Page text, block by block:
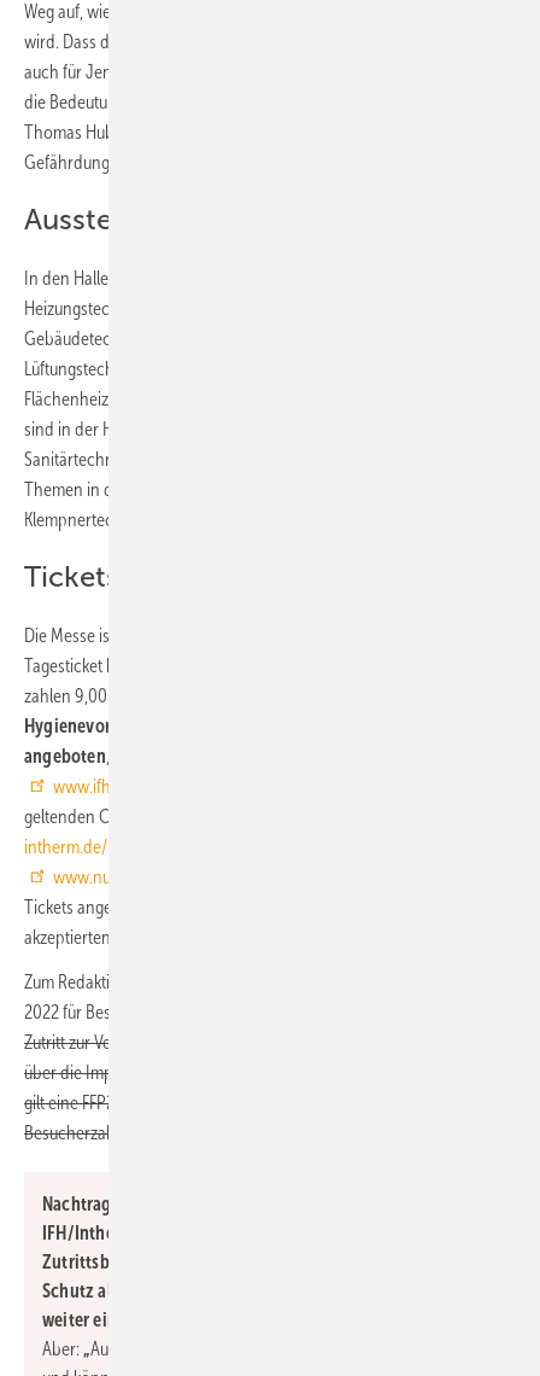
Weg auf, wie Hygiene als Kernkompetenz zum neuen Geschäftsmodell
wird. Dass die Hygiene- und Gesundheitswelle im Bad kommt, steht
auch für Jens Wischmann vom VDS fest. In seinem Vortrag erläutert er
die Bedeutung für das SHK-Handwerk. Wichtiges Wissen liefert auch
Thomas Huber vom Fachverband Baden-Württemberg zum Thema
Gefährdungsanalyse bei Trinkwasser-Installationen.
Ausstellungsbereiche
In den Hallen 3A, 4A und 4 befinden sich die Ausstellungsbereiche
Heizungstechnik, Erneuerbare Energien sowie Haus- und
Gebäudetechnik. In Halle 5 liegt der Schwerpunkt auf Klima- und
Lüftungstechnik, Pumpen, MSR-Technik und Wasseraufbereitung.
Flächenheizung, Heizkörper, technische Armaturen und MSR-Technik
sind in der Halle 6 konzentriert. In den Hallen 7 und 7a stehen die
Sanitärtechnik (Bad) sowie Rohrsysteme im Mittelpunkt. Weitere
Themen in der Halle 7 sind zudem Software, Werkstatteinrichtung und
Klempnertechnik.
Tickets und Hygienekonzept
Die Messe ist Dienstag bis Freitag von 9:00 bis 18:00 Uhr geöffnet. Ein
Tagesticket kostet 19,00 Euro (Schüler, Auszubildende und Studenten
zahlen 9,00 Euro).
Hygienevorschriften wird 2022 kein Ticketverkauf vor Ort
angeboten
www.ifh-intherm.de/tickets
geltenden Corona-Regelungen möglich (siehe:
intherm.de/besucherzentrum/faq
www.nuernbergmesse.de/de/hygienekonzept
Tickets angegebenen Namen müssen mit den Angaben auf den
akzeptierten G-Nachweisen übereinstimmen.
Zum Redaktionsschluss sah das Hygienekonzept mit Stand 20. März
2022 für Besucher vor:
Zutritt zur Veranstaltung. Besucher benötigen also einen Nachweis
über die Impfung oder Genesung. Auf dem gesamten Messegelände
gilt eine FFP2-Maskenpflicht. Es gibt keinerlei Beschränkung der
Besucherzahl.“
Nachtrag: Mit Stand 4. April 2022 gilt: „Für Besucher der
IFH/Intherm gibt es keine G-Regeln und
Zutrittsbeschränkungen. Die Maskenpflicht entfällt, zum
Schutz aller Messeteilnehmer gilt jedoch in den Messehallen
weiter eine Maskenempfehlung und ein Abstandsgebot.“
Aber: „Auf dem eigenen Messestand haben Aussteller Hausrecht